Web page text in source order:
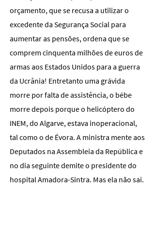
orçamento, que se recusa a utilizar o
excedente da Segurança Social para
aumentar as pensões, ordena que se
comprem cinquenta milhões de euros de
armas aos Estados Unidos para a guerra
da Ucrânia! Entretanto uma grávida
morre por falta de assistência, o bébe
morre depois porque o helicóptero do
INEM, do Algarve, estava inoperacional,
tal como o de Évora. A ministra mente aos
Deputados na Assembleia da República e
no dia seguinte demite o presidente do
hospital Amadora-Sintra. Mas ela não sai.